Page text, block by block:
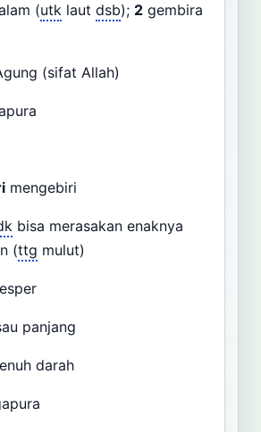
(utk laut dsb); 2 gembira
(sifat Allah)
mengebiri
bisa merasakan enaknya
(ttg mulut)
panjang
darah